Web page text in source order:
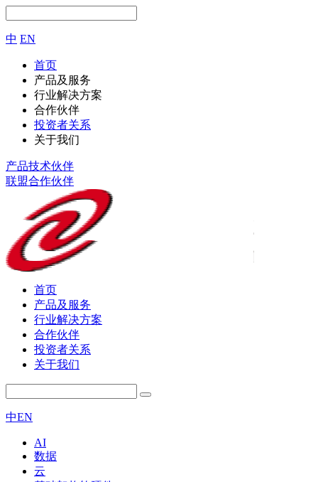
中 EN
首页
产品及服务
行业解决方案
合作伙伴
投资者关系
关于我们
产品技术伙伴
联盟合作伙伴
首页
产品及服务
行业解决方案
合作伙伴
投资者关系
关于我们
中EN
AI
数据
云